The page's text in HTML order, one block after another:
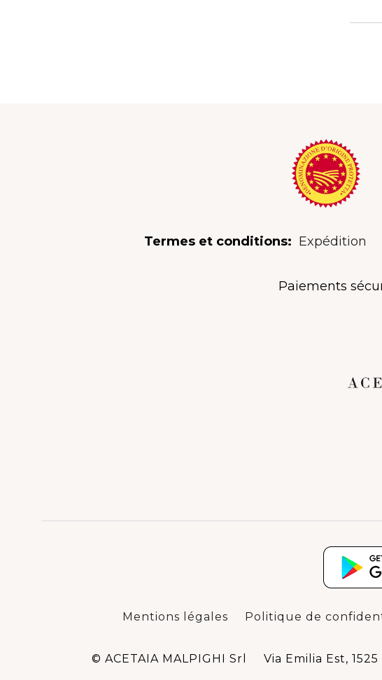
Termes et conditions: Expédition
Paiements
Mentions légales Politique de
© ACETAIA MALPIGHI Srl Via Emilia Est,